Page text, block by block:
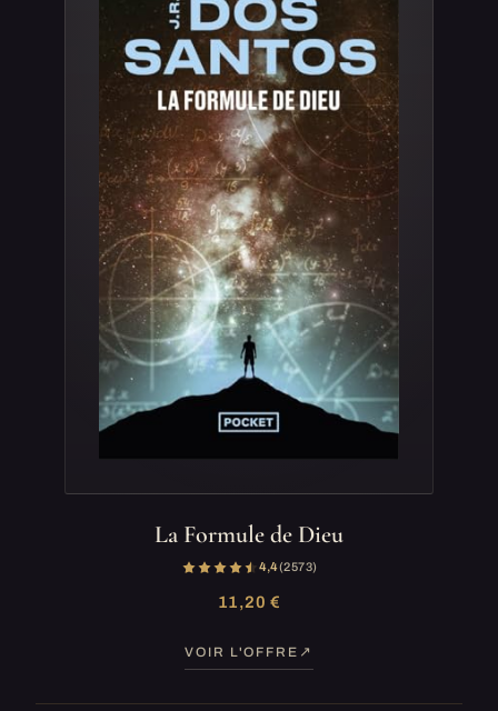
La Formule de Dieu
4,4(2 573)
11,20 €
VOIR L'OFFRE